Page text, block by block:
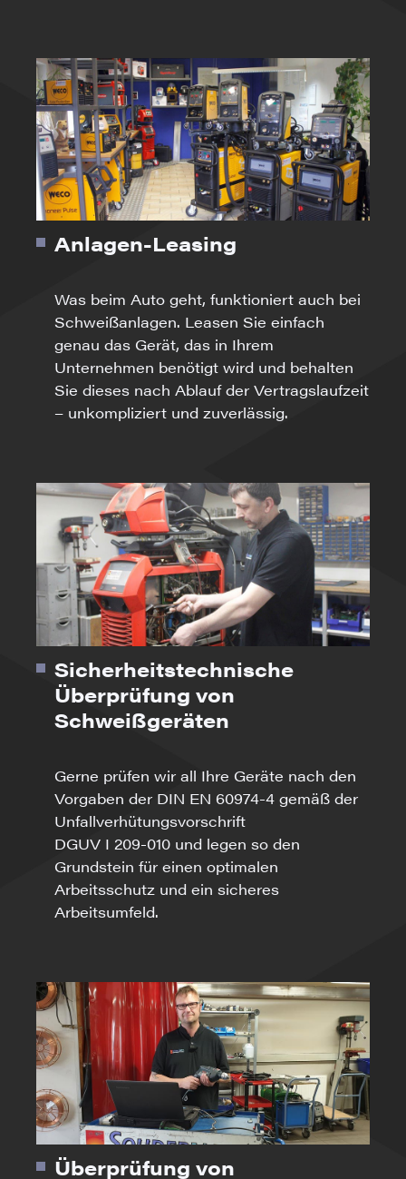
Anlagen-Leasing
Was beim Auto geht, funktioniert auch bei
Schweißanlagen. Leasen Sie einfach
genau das Gerät, das in Ihrem
Unternehmen benötigt wird und behalten
Sie dieses nach Ablauf der Vertragslaufzeit
– unkompliziert und zuverlässig.
Sicherheitstechnische
Überprüfung von
Schweißgeräten
Gerne prüfen wir all Ihre Geräte nach den
Vorgaben der DIN EN 60974-4 gemäß der
Unfallverhütungsvorschrift
DGUV I 209-010 und legen so den
Grundstein für einen optimalen
Arbeitsschutz und ein sicheres
Arbeitsumfeld.
Überprüfung von